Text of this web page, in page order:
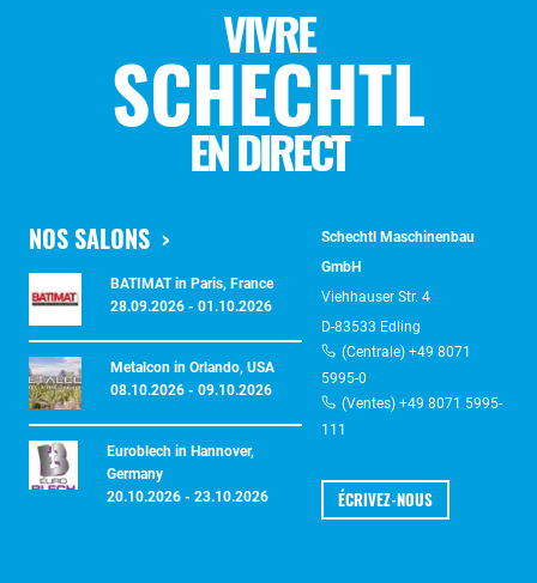
VIVRE
SCHECHTL
EN DIRECT
NOS SALONS
BATIMAT in Paris, France
28.09.2026 - 01.10.2026
Metalcon in Orlando, USA
08.10.2026 - 09.10.2026
Euroblech in Hannover,
Germany
20.10.2026 - 23.10.2026
Schechtl Maschinenbau
GmbH
Viehhauser Str. 4
D-83533 Edling
(Centrale) +49 8071
5995-0
(Ventes) +49 8071 5995-
111
ÉCRIVEZ-NOUS